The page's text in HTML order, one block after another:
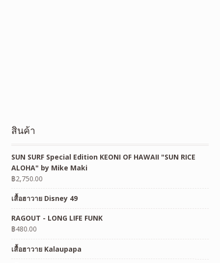
สินค้า
SUN SURF Special Edition KEONI OF HAWAII "SUN RICE
ALOHA" by Mike Maki
฿2,750.00
เสื้อฮาวาย Disney 49
RAGOUT - LONG LIFE FUNK
฿480.00
เสื้อฮาวาย Kalaupapa